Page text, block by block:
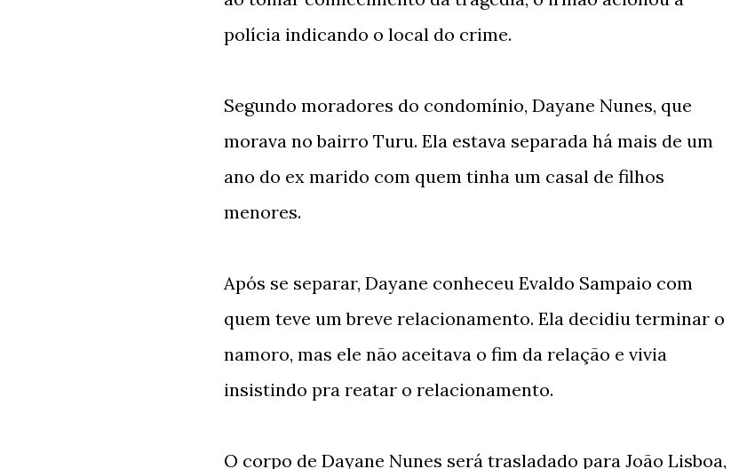
polícia indicando o local do crime.
Segundo moradores do condomínio, Dayane Nunes, que
morava no bairro Turu. Ela estava separada há mais de um
ano do ex marido com quem tinha um casal de filhos
menores.
Após se separar, Dayane conheceu Evaldo Sampaio com
quem teve um breve relacionamento. Ela decidiu terminar o
namoro, mas ele não aceitava o fim da relação e vivia
insistindo pra reatar o relacionamento.
O corpo de Dayane Nunes será trasladado para João Lisboa,